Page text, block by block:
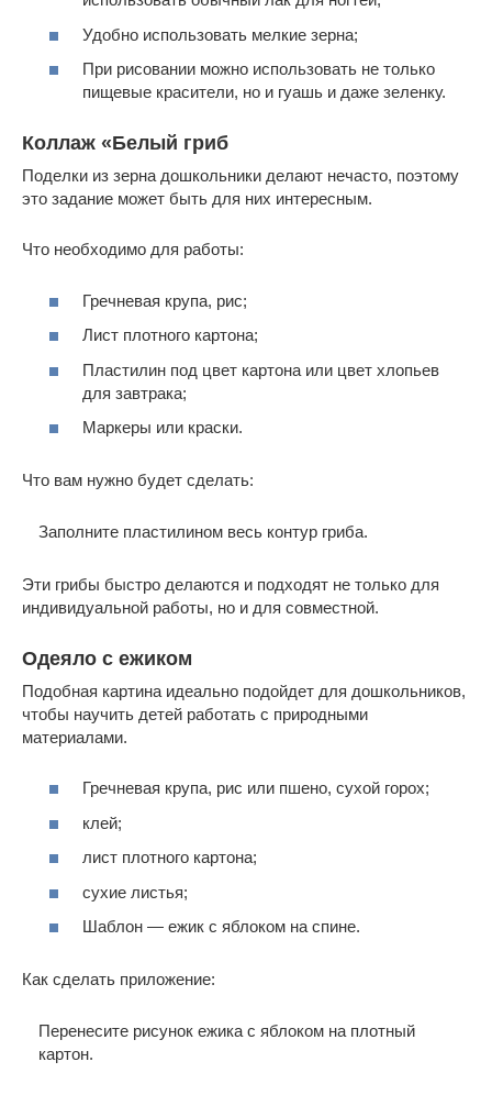
Удобно использовать мелкие зерна;
При рисовании можно использовать не только
пищевые красители, но и гуашь и даже зеленку.
Коллаж «Белый гриб
Поделки из зерна дошкольники делают нечасто, поэтому
это задание может быть для них интересным.
Что необходимо для работы:
Гречневая крупа, рис;
Лист плотного картона;
Пластилин под цвет картона или цвет хлопьев
для завтрака;
Маркеры или краски.
Что вам нужно будет сделать:
Заполните пластилином весь контур гриба.
Эти грибы быстро делаются и подходят не только для
индивидуальной работы, но и для совместной.
Одеяло с ежиком
Подобная картина идеально подойдет для дошкольников,
чтобы научить детей работать с природными
материалами.
Гречневая крупа, рис или пшено, сухой горох;
клей;
лист плотного картона;
сухие листья;
Шаблон — ежик с яблоком на спине.
Как сделать приложение:
Перенесите рисунок ежика с яблоком на плотный
картон.